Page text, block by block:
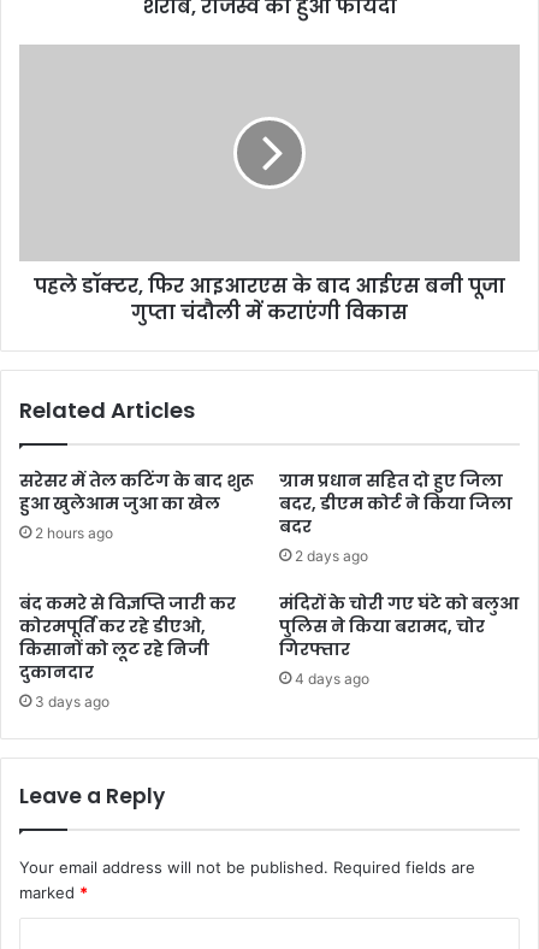
शराब, राजस्व का हुआ फायदा
पहले डॉक्टर, फिर आइआरएस के बाद आईएस बनी पूजा
गुप्ता चंदौली में कराएंगी विकास
Related Articles
सरेसर में तेल कटिंग के बाद शुरू
हुआ खुलेआम जुआ का खेल
2 hours ago
ग्राम प्रधान सहित दो हुए जिला
बदर, डीएम कोर्ट ने किया जिला
बदर
2 days ago
बंद कमरे से विज्ञप्ति जारी कर
कोरमपूर्ति कर रहे डीएओ,
किसानों को लूट रहे निजी
दुकानदार
3 days ago
मंदिरों के चोरी गए घंटे को बलुआ
पुलिस ने किया बरामद, चोर
गिरफ्तार
4 days ago
Leave a Reply
Your email address will not be published. Required fields are
marked *